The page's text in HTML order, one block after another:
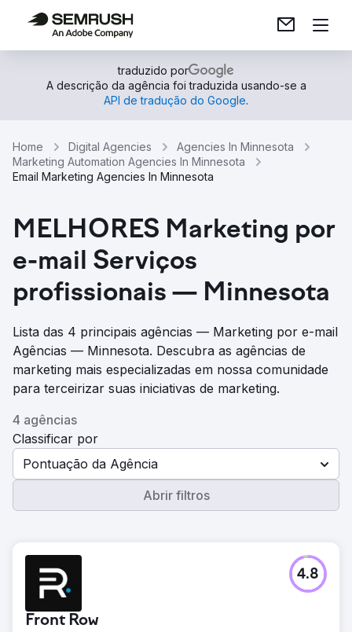
traduzido por
A descrição da agência foi traduzida usando-se a
API de tradução do Google.
Home Digital Agencies
Agencies In Minnesota
Marketing Automation Agencies In Minnesota
Email Marketing Agencies In Minnesota
MELHORES Marketing por
e-mail Serviços
profissionais — Minnesota
Lista das 4 principais agências — Marketing por e-mail
Agências — Minnesota. Descubra as agências de
marketing mais especializadas em nossa comunidade
para terceirizar suas iniciativas de marketing.
4 agências
Classificar por
Pontuação da Agência
Abrir filtros
Front Row
4.8